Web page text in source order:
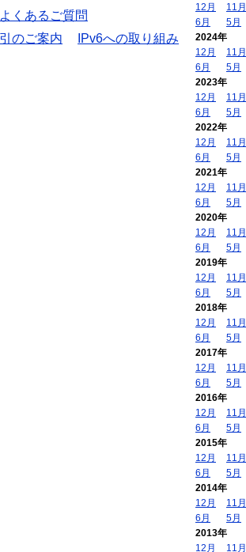
よくあるご質問
のご案内
IPv6への取り組み
12月
11月
6月
5月
2024年
12月
11月
6月
5月
2023年
12月
11月
6月
5月
2022年
12月
11月
6月
5月
2021年
12月
11月
6月
5月
2020年
12月
11月
6月
5月
2019年
12月
11月
6月
5月
2018年
12月
11月
6月
5月
2017年
12月
11月
6月
5月
2016年
12月
11月
6月
5月
2015年
12月
11月
6月
5月
2014年
12月
11月
6月
5月
2013年
12月
11月